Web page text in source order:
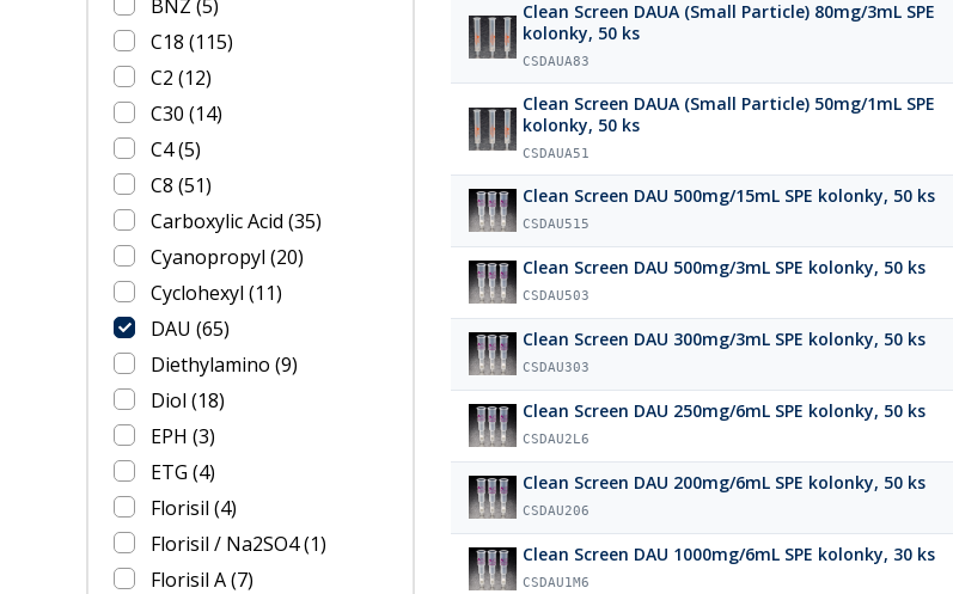
BNZ (5)
C18 (115)
C2 (12)
C30 (14)
C4(5)
C8 (51)
Carboxylic Acid (35)
Cyanopropyl (20)
Cyclohexyl (11)
DAU (65)
Diethylamino (9)
Diol (18)
EPH (3)
ETG (4)
Florisil (4)
Florisil / Na2SO4(1)
Florisil A(7)
Clean Screen DAUA (Small Particle) 80mg/3mL SPE
kolonky, 50 ks
CSDAUA83
Clean Screen DAUA (Small Particle) 50mg/1mL SPE
kolonky, 50 ks
CSDAUA51
Clean Screen DAU 500mg/15mL SPE kolonky, 50 ks
CSDAU515
Clean Screen DAU 500mg/3mL SPE kolonky, 50 ks
CSDAU503
Clean Screen DAU 300mg/3mL SPE kolonky, 50 ks
CSDAU303
Clean Screen DAU 250mg/6mL SPE kolonky, 50 ks
CSDAU2L6
Clean Screen DAU 200mg/6mL SPE kolonky, 50 ks
CSDAU206
Clean Screen DAU 1000mg/6mL SPE kolonky, 30 ks
CSDAU1M6